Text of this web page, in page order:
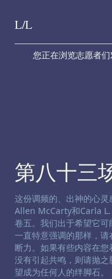
Skip to content
L/L
您正在浏览志愿者们
第八十三
渠道免责声明:
这份调频的、出神的心
Allen McCarty和Carla
卷五。我们出于希望它
一直特意强调的那样，
断力。如果有些内容在
没有引起共鸣，则请抛
望成为任何人的绊脚石。